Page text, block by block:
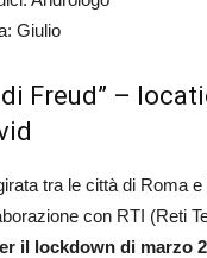
Giulio
Freud” –
tra le città di Roma
con RTI (Reti
il lockdown di marzo